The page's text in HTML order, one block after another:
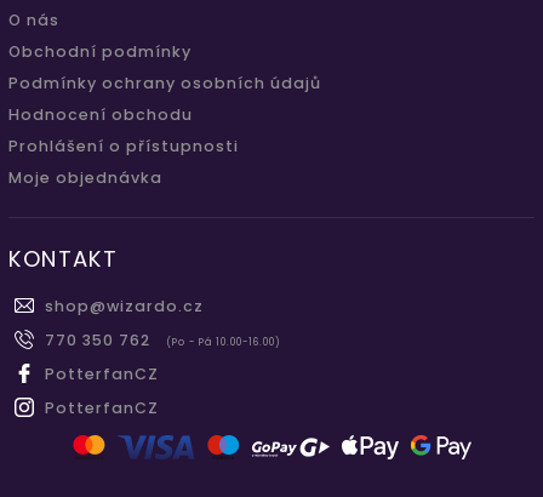
O nás
Obchodní podmínky
Podmínky ochrany osobních údajů
Hodnocení obchodu
Prohlášení o přístupnosti
Moje objednávka
KONTAKT
shop@wizardo.cz
770 350 762
(Po - Pá 10.00-16.00)
PotterfanCZ
PotterfanCZ